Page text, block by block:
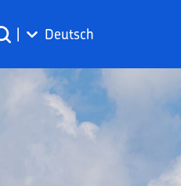
| Deutsch